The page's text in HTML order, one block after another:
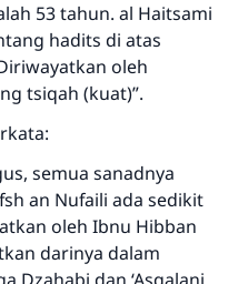
53 tahun. al Haitsami
hadits di atas
oleh
tsiqah (kuat)”.
semua sanadnya
an Nufaili ada sedikit
oleh Ibnu Hibban
darinya dalam
110845
pernikahan.